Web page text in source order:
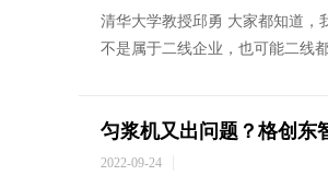
清华大学教授邱勇 大家都知道，
不是属于二线企业，也可能二线
匀浆机又出问题？格创东
2022-09-24